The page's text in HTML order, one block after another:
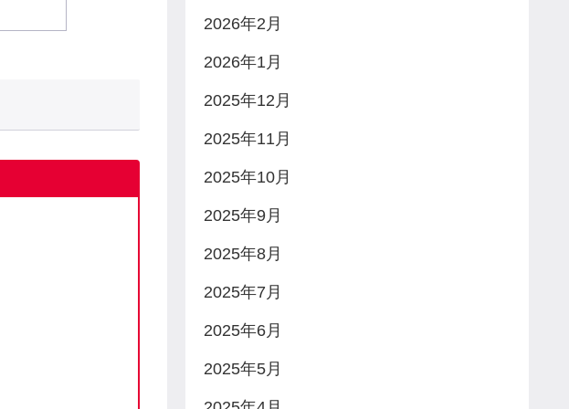
2026年2月
2026年1月
2025年12月
2025年11月
2025年10月
2025年9月
2025年8月
2025年7月
2025年6月
2025年5月